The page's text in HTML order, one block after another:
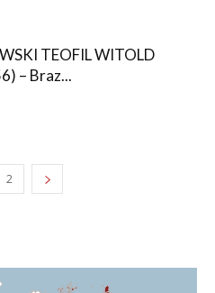
TEOFIL WITOLD
– Braz...
2